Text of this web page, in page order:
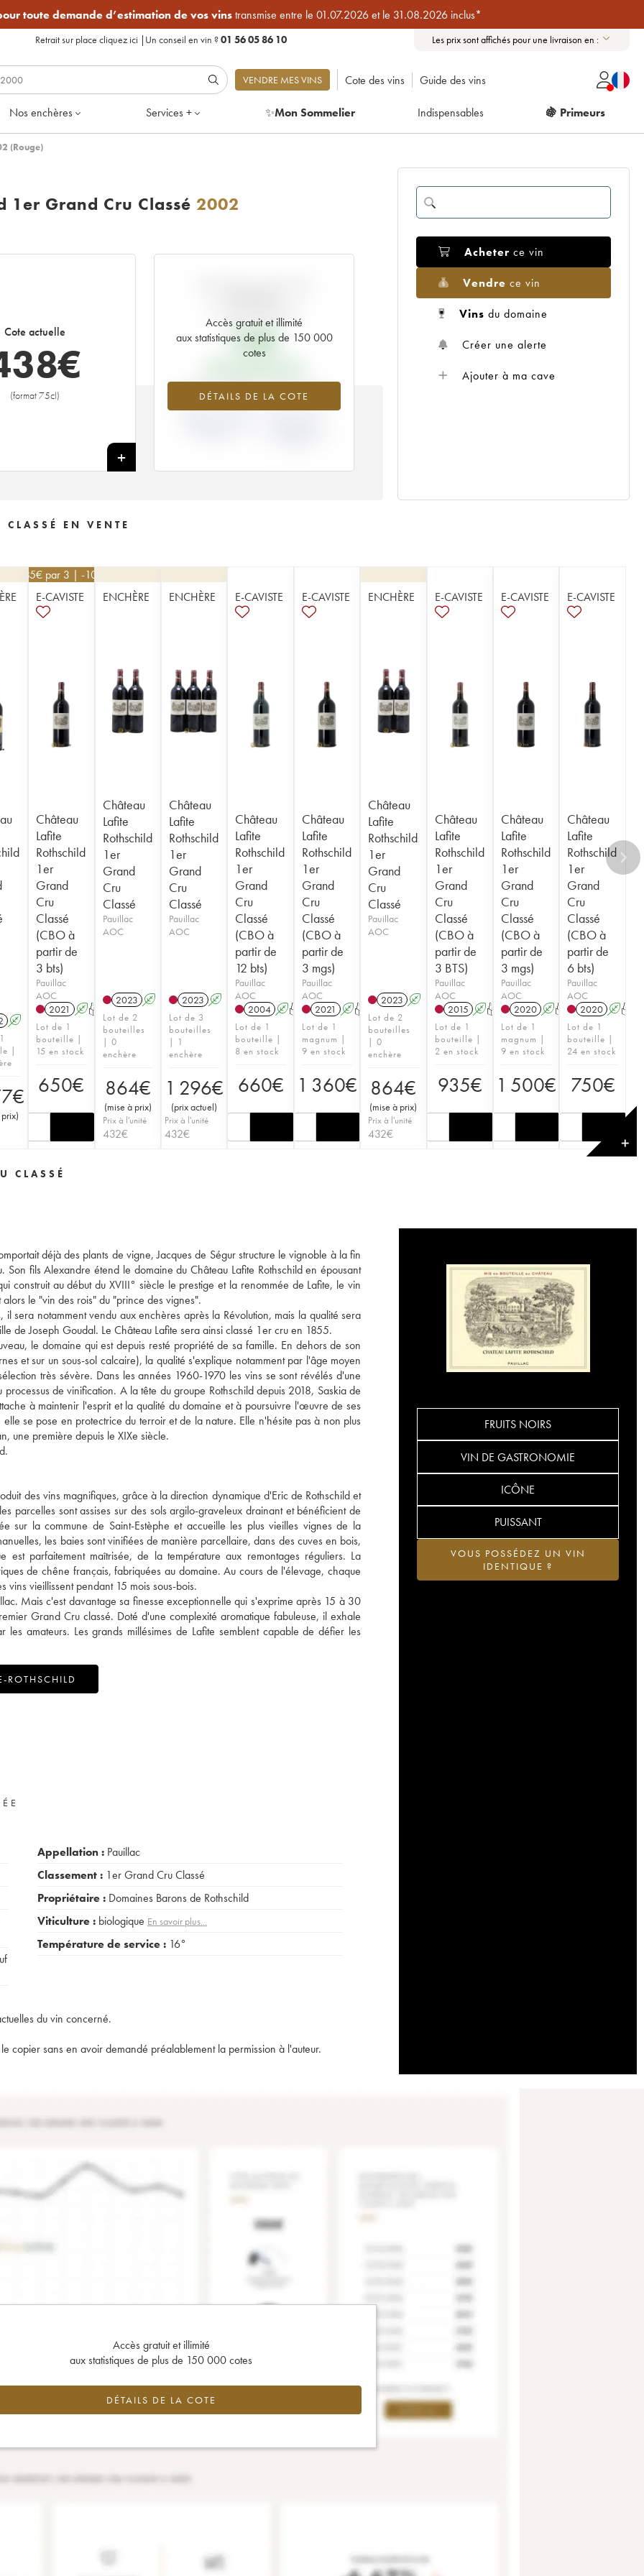
toute demande d’estimation de vos vinstransmise entre le 01.07.2026 et le 31.08.2026 inclus*
Retrait sur place cliquez ici | Un conseil en vin ?01 56 05 86 10 Les prix sont affichés pour une livraison en :
VENDRE MES VINS Cote des vins Guide des vins
Nos enchères Services + ✨Mon Sommelier Indispensables 🍇 Primeurs
(Rouge)
1er Grand Cru Classé 2002
Cote actuelle
€
(format 75cl)
+
Accès gratuit et illimité
aux statistiques de plus de 150 000
cotes
DÉTAILS DE LA COTE
93€
+371.18% -31.11%
Acheter ce vin
Vendre ce vin
Vins du domaine
Créer une alerte
Ajouter à ma cave
EN VENTE
A
|
€
)
585€ par 3 | -10%
E-CAVISTE
Château
Lafite
Rothschild
1er
Grand
Cru
Classé
(CBO à
partir de
3 bts)
Pauillac
AOC
2021
AT
Lot de 1
bouteille |
15 en stock
650€
ENCHÈRE
Château
Lafite
Rothschild
1er
Grand
Cru
Classé
Pauillac
AOC
2023 A
Lot de 2
bouteilles
| 0
enchère
864€
(mise à prix)
Prix à l'unité
432€
ENCHÈRE
Château
Lafite
Rothschild
1er
Grand
Cru
Classé
Pauillac
AOC
2023 A
Lot de 3
bouteilles
| 1
enchère
1 296€
(prix actuel)
Prix à l'unité
432€
E-CAVISTE
Château
Lafite
Rothschild
1er
Grand
Cru
Classé
(CBO à
partir de
12 bts)
Pauillac
AOC
2004 AT
Lot de 1
bouteille |
8 en stock
660€
E-CAVISTE
Château
Lafite
Rothschild
1er
Grand
Cru
Classé
(CBO à
partir de
3 mgs)
Pauillac
AOC
2021 AT
Lot de 1
magnum |
9 en stock
1 360€
ENCHÈRE
Château
Lafite
Rothschild
1er
Grand
Cru
Classé
Pauillac
AOC
2023 A
Lot de 2
bouteilles
| 0
enchère
864€
(mise à prix)
Prix à l'unité
432€
E-CAVISTE
Château
Lafite
Rothschild
1er
Grand
Cru
Classé
(CBO à
partir de
3 BTS)
Pauillac
AOC
2015 AT
Lot de 1
bouteille |
2 en stock
935€
E-CAVISTE
Château
Lafite
Rothschild
1er
Grand
Cru
Classé
(CBO à
partir de
3 mgs)
Pauillac
AOC
2020 AT
Lot de 1
magnum |
9 en stock
1 500€
E-CAVISTE
Château
Lafite
Rothschild
1er
Grand
Cru
Classé
(CBO à
partir de
6 bts)
Pauillac
AOC
2020 AT
Lot de 1
bouteille |
24 en stock
750€
✕
CLASSÉ
déjà des plants de vigne, Jacques de Ségur structure le vignoble à la fin
fils Alexandre étend le domaine du Château Lafite Rothschild en épousant
au début du XVIII° siècle le prestige et la renommée de Lafite, le vin
le "vin des rois" du "prince des vignes".
sera notamment vendu aux enchères après la Révolution, mais la qualité sera
de Joseph Goudal. Le Château Lafite sera ainsi classé 1er cru en 1855.
le domaine qui est depuis resté propriété de sa famille. En dehors de son
et sur un sous-sol calcaire), la qualité s'explique notamment par l'âge moyen
très sévère. Dans les années 1960-1970 les vins se sont révélés d'une
de vinification. A la tête du groupe Rothschild depuis 2018, Saskia de
à maintenir l'esprit et la qualité du domaine et à poursuivre l'œuvre de ses
se pose en protectrice du terroir et de la nature. Elle n'hésite pas à non plus
une première depuis le XIXe siècle.
des vins magnifiques, grâce à la direction dynamique d'Eric de Rothschild et
parcelles sont assises sur des sols argilo-graveleux drainant et bénéficient de
sur la commune de Saint-Estèphe et accueille les plus vieilles vignes de la
les baies sont vinifiées de manière parcellaire, dans des cuves en bois,
parfaitement maîtrisée, de la température aux remontages réguliers. La
de chêne français, fabriquées au domaine. Au cours de l'élevage, chaque
vieillissent pendant 15 mois sous-bois.
Mais c'est davantage sa finesse exceptionnelle qui s'exprime après 15 à 30
Grand Cru classé. Doté d'une complexité aromatique fabuleuse, il exhale
amateurs. Les grands millésimes de Lafite semblent capable de défier les
ROTHSCHILD
FRUITS NOIRS
VIN DE GASTRONOMIE
ICÔNE
PUISSANT
VOUS POSSÉDEZ UN VIN
IDENTIQUE ?
Appellation : Pauillac
Classement : 1er Grand Cru Classé
Propriétaire : Domaines Barons de Rothschild
Viticulture : biologique En savoir plus...
Température de service : 16°
du vin concerné.
copier sans en avoir demandé préalablement la permission à l'auteur.
Accès gratuit et illimité
aux statistiques de plus de 150 000 cotes
DÉTAILS DE LA COTE